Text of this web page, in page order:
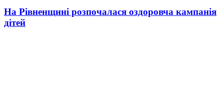
На Рівненщині розпочалася оздоровча кампанія
дітей